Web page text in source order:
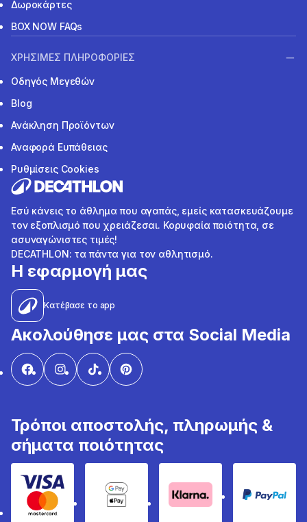
Δωροκάρτες
BOX NOW FAQs
ΧΡΗΣΙΜΕΣ ΠΛΗΡΟΦΟΡΙΕΣ
Οδηγός Μεγεθών
Blog
Ανάκληση Προϊόντων
Αναφορά Ευπάθειας
Ρυθμίσεις Cookies
Εσύ κάνεις το άθλημα που αγαπάς, εμείς κατασκευάζουμε
τον εξοπλισμό που χρειάζεσαι. Κορυφαία ποιότητα, σε
ασυναγώνιστες τιμές!
DECATHLON: τα πάντα για τον αθλητισμό.
Η εφαρμογή μας
Κατέβασε το app
Ακολούθησε μας στα Social Media
Τρόποι αποστολής, πληρωμής &
σήματα ποιότητας
Visa & MastercardGoogle Pay & Apple Pay
Klarna PayPal